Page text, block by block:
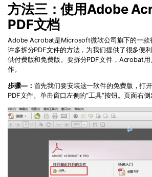
方法三：使用Adobe
PDF文档
Adobe Acrobat是Microsoft微软公司旗下的一款
许多拆分PDF文件的方法，为我们提供了很多便
供付费版和免费版。要拆分PDF文件，Acrobat
作。
步骤—： 首先我们要安装这一软件的免费版，打
PDF文件。单击窗口左侧的“工具”按钮。页面右侧